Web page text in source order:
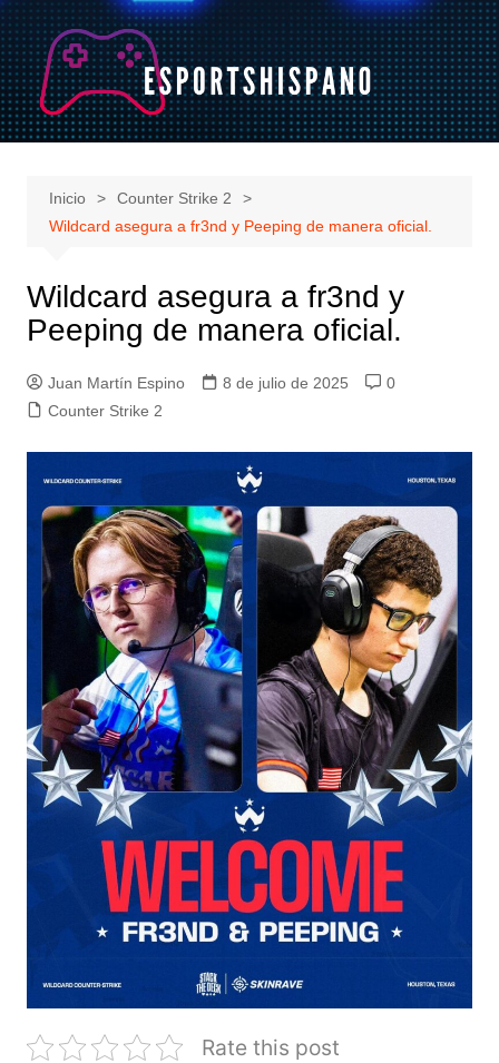
Saltar
al
contenido
Inicio
Counter Strike 2
Wildcard asegura a fr3nd y Peeping de manera oficial.
Wildcard asegura a fr3nd y
Peeping de manera oficial.
Juan Martín Espino 8 de julio de 2025
0
Counter Strike 2
Rate this post